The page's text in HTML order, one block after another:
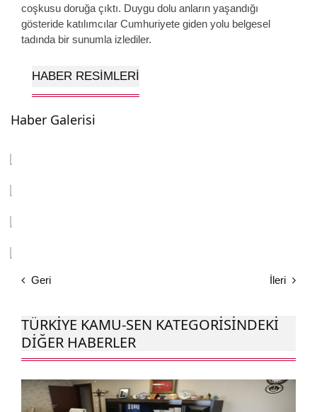
coşkusu doruğa çıktı. Duygu dolu anların yaşandığı
gösteride katılımcılar Cumhuriyete giden yolu belgesel
tadında bir sunumla izlediler.
HABER RESIMLERI
Haber Galerisi
Geri İleri
TÜRKIYE KAMU-SEN KATEGORISINDEKI
DIĞER HABERLER